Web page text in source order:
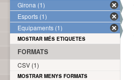
Girona (1)
Esports (1)
Equipaments (1)
MOSTRAR MÉS ETIQUETES
FORMATS
CSV (1)
MOSTRAR MENYS FORMATS